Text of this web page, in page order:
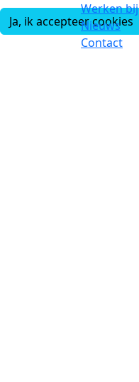
Werken bij
Nieuws
Contact
Ja, ik accepteer cookies